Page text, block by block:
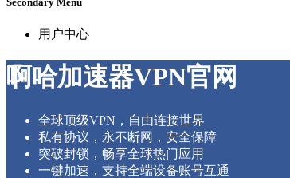
用户中心
啊哈加速器VPN官网
全球顶级VPN，自由连接世界
私有协议，永不断网，安全保障
突破封锁，畅享全球热门应用
一键加速，支持全端设备账号互通